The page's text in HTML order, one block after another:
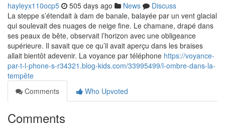
hayleyx110ocp5 505 days ago News
Discuss
La steppe s’étendait à dam de banale, balayée par un vent glacial
qui soulevait des nuages de neige fine. Le chamane, drapé dans
ses peaux de bête, observait l’horizon avec une obligeance
supérieure. Il savait que ce qu’il avait aperçu dans les braises
allait bientôt adevenir. La voyance par téléphone https://voyance-
par-t-l-phone-s-r34321.blog-kids.com/33995499/l-ombre-dans-la-
tempête
Comments
Who Upvoted
Comments